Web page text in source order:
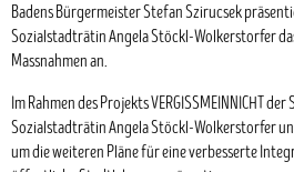
Badens Bürgermeister Stefan Szirucsek
Sozialstadträtin Angela Stöckl-Wolkerstorfer
Massnahmen an.
Im Rahmen des Projekts VERGISSMEINNICHT
Sozialstadträtin Angela Stöckl-Wolkerstorfer
um die weiteren Pläne für eine verbesserte